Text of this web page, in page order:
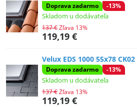
Doprava zadarmo -13%
Skladom u dodávateľa
119,19 €
137 €Zľava 13%
Velux EDS 1000 55x78 CK02
Doprava zadarmo -13%
Skladom u dodávateľa
119,19 €
137 €Zľava 13%